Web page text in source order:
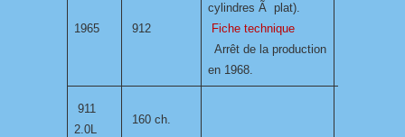
1965 912
cylindres Ã plat).
Fiche technique
Arrêt de la production
en 1968.
911
2.0L
160 ch.